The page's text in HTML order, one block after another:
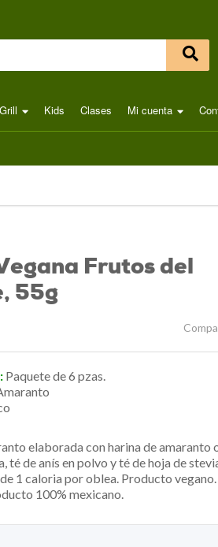
Kids Clases Mi cuenta
Frutos del
55g
Paquete de 6 pzas.
elaborada con harina de amaranto
té de anís en polvo y té de hoja de
1 caloria por oblea. Producto
100% mexicano.